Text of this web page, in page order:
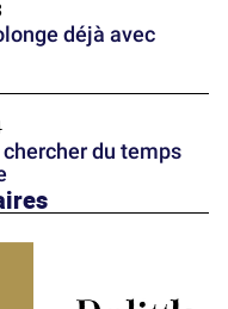
déjà avec
du temps